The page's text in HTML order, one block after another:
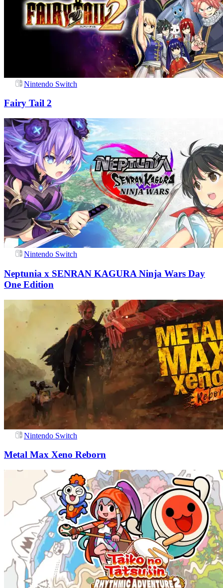
Nintendo Switch
Fairy Tail 2
Nintendo Switch
Neptunia x SENRAN KAGURA Ninja Wars Day
One Edition
Nintendo Switch
Metal Max Xeno Reborn